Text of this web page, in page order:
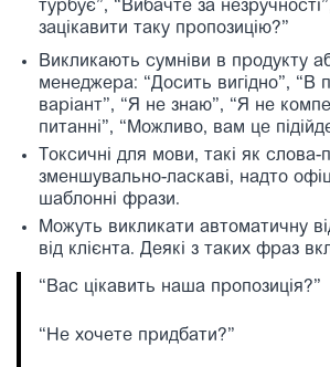
турбує”, “Вибачте за
зацікавити таку пропозицію?”
Викликають сумніви в продукту
менеджера: “Досить вигідно”, “В
варіант”, “Я не знаю”, “Я не
питанні”, “Можливо, вам це
Токсичні для мови, такі як слова-
зменшувально-ласкаві, надто
шаблонні фрази.
Можуть викликати автоматичну
від клієнта. Деякі з таких фраз
“Вас цікавить наша пропозиція?”
“Не хочете придбати?”